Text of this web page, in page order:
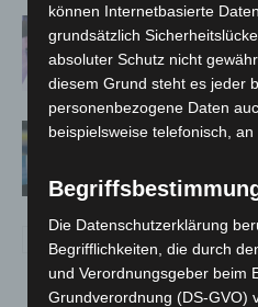
Polizei
von
Vermisste
können Internetbasierte
grundsätzlich
absoluter Schutz nicht
diesem Grund steht es jeder
personenbezogene Daten
beispielsweise telefonisch, an
Die Datenschutzerklärung
Begrifflichkeiten, die durch
und Verordnungsgeber beim
Grundverordnung (DS-GVO)